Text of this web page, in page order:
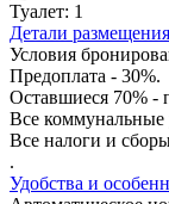
Туалет: 1
Детали размещения
Условия
Предоплата - 30%.
Оставшиеся 70% -
Все коммунальные
Все налоги и
.
Удобства и